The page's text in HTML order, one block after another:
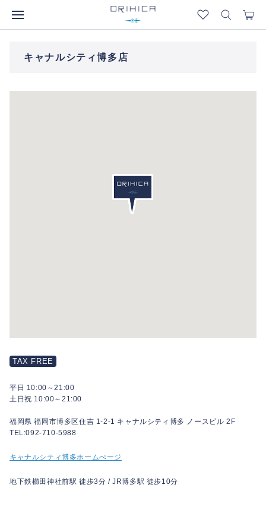
キャナルシティ博多店
TAX FREE
平日 10:00～21:00
土日祝 10:00～21:00
福岡県 福岡市博多区住吉 1-2-1 キャナルシティ博多 ノースビル 2F
TEL:092-710-5988
キャナルシティ博多ホームぺージ
地下鉄櫛田神社前駅 徒歩3分 / JR博多駅 徒歩10分